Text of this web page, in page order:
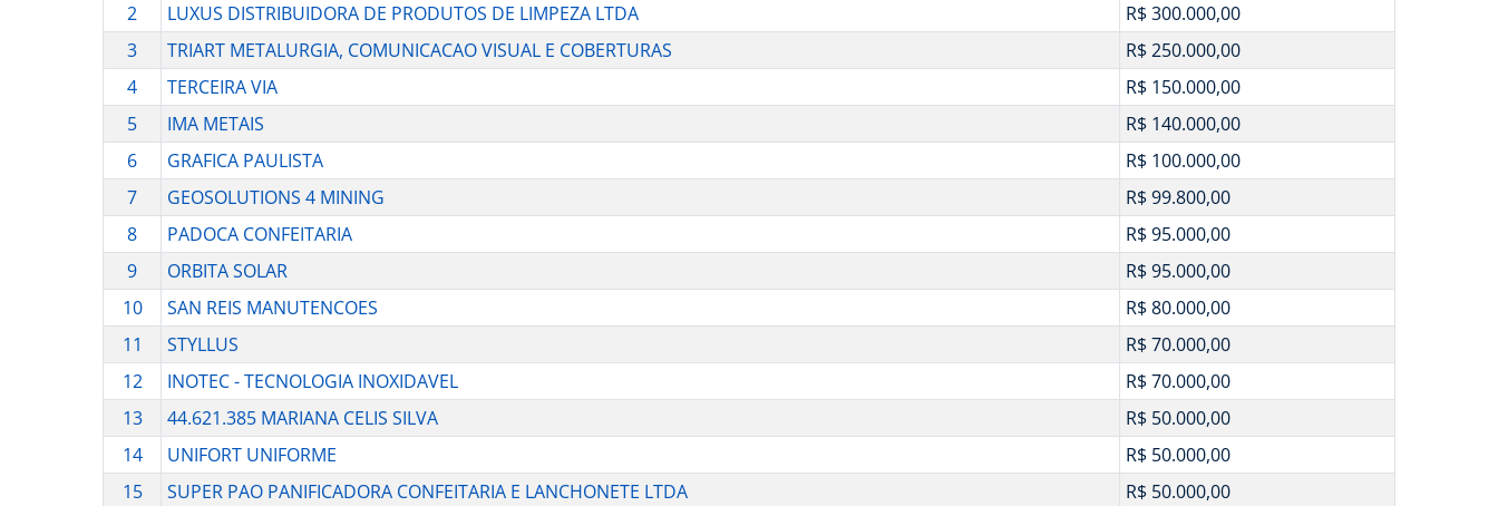
2
LUXUS DISTRIBUIDORA DE PRODUTOS DE LIMPEZA LTDA
R$ 300.000,00
3
TRIART METALURGIA, COMUNICACAO VISUAL E COBERTURAS
R$ 250.000,00
4
TERCEIRA VIA
R$ 150.000,00
5
IMA METAIS
R$ 140.000,00
6
GRAFICA PAULISTA
R$ 100.000,00
7
GEOSOLUTIONS 4 MINING
R$ 99.800,00
8
PADOCA CONFEITARIA
R$ 95.000,00
9
ORBITA SOLAR
R$ 95.000,00
10
SAN REIS MANUTENCOES
R$ 80.000,00
11
STYLLUS
R$ 70.000,00
12
INOTEC - TECNOLOGIA INOXIDAVEL
R$ 70.000,00
13
44.621.385 MARIANA CELIS SILVA
R$ 50.000,00
14
UNIFORT UNIFORME
R$ 50.000,00
15
SUPER PAO PANIFICADORA CONFEITARIA E LANCHONETE LTDA
R$ 50.000,00